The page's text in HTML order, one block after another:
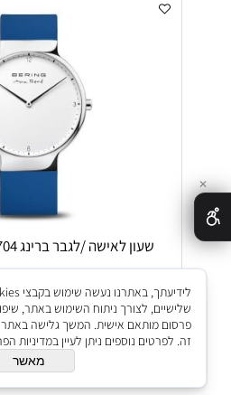
שעון לאישה /לגבר ברינג 15540-704 BERING
מק"ט:704
₪849
הוסף לסל
✕
שלישיים, לצורך ניתוח השימוש באתר,
פרסום מותאם אישית. המשך גלישה
זה. לפרטים נוספים ניתן לעיין במדיניות
מאשר